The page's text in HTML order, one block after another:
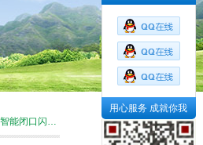
点测定仪定制
用心服务 成就你我